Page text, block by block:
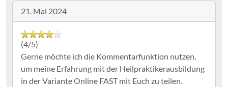
21. Mai 2024